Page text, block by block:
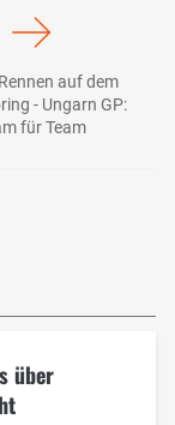
auf dem
- Ungarn GP:
für Team
über